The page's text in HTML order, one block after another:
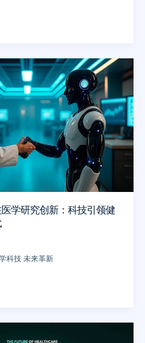
学研究创新：科技引领健
科技 未来革新